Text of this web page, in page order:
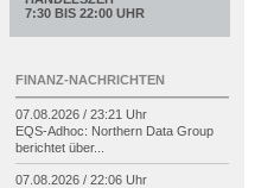
7:30 BIS 22:00 UHR
FINANZ-NACHRICHTEN
07.08.2026 / 23:21 Uhr
EQS-Adhoc: Northern Data Group
berichtet über...
07.08.2026 / 22:06 Uhr